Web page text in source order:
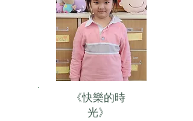
《快樂的時
光》